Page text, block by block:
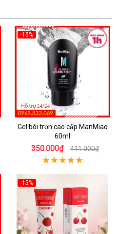
-15%
Gel bôi trơn cao cấp ManMiao
60ml
350.000₫ 411.000₫
-15%